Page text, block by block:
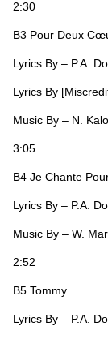
2:30
B3 Pour Deux
Lyrics By – P.A.
Lyrics By
Music By – N.
3:05
B4 Je Chante
Lyrics By – P.A.
Music By – W.
2:52
B5 Tommy
Lyrics By – P.A.